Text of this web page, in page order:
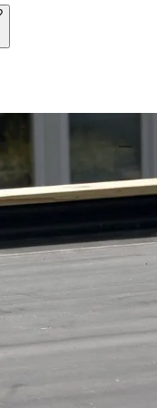
cm
cm
werkdagen